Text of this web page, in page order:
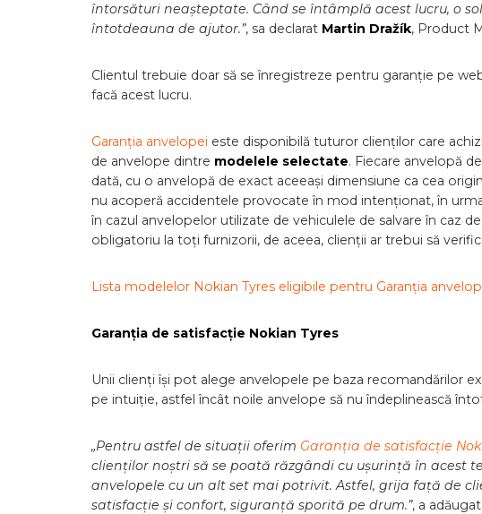
întorsături neașteptate. Când se întâmplă acest lucru, o
întotdeauna de ajutor.”, sa declarat Martin Dražík, Product
Clientul trebuie doar să se înregistreze pentru garanție pe
facă acest lucru.
Garanția anvelopei este disponibilă tuturor clienților care
de anvelope dintre modelele selectate. Fiecare anvelopă
dată, cu o anvelopă de exact aceeași dimensiune ca cea
nu acoperă accidentele provocate în mod intenționat, în
în cazul anvelopelor utilizate de vehiculele de salvare în caz
obligatoriu la toți furnizorii, de aceea, clienții ar trebui să
Lista modelelor Nokian Tyres eligibile pentru Garanția
Garanția de satisfacție Nokian Tyres
Unii clienți își pot alege anvelopele pe baza recomandărilor
pe intuiție, astfel încât noile anvelope să nu îndeplinească
„Pentru astfel de situații oferim Garanția de satisfacție
clienților noștri să se poată răzgândi cu ușurință în acest
anvelopele cu un alt set mai potrivit. Astfel, grija față de
satisfacție și confort, siguranță sporită pe drum.”, a